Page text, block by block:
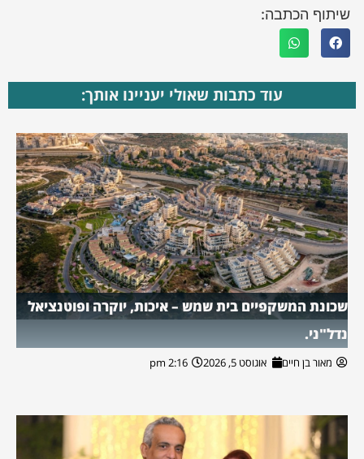
שיתוף הכתבה:
עוד כתבות שאולי יעניינו אותך:
שכונת המשקפיים בית שמש – איכות, יוקרה ופוטנציאל
נדל"ני.
מאור בן חיים אוגוסט 5, 2026 2:16 pm